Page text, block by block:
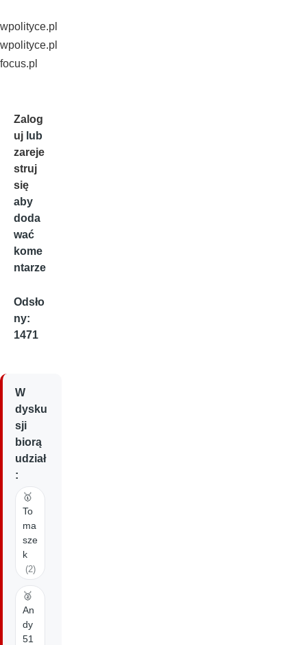
wpolityce.pl
wpolityce.pl
focus.pl
Zalog
uj lub
zareje
struj
się
aby
doda
wać
kome
ntarze
Odsło
ny:
1471
W
dysku
sji
biorą
udział
:
🥇
To
ma
sze
k
(2)
🥈
An
dy
51